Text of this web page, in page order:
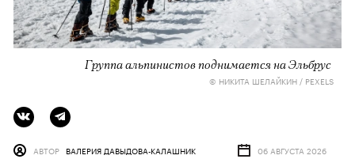
Группа альпинистов поднимается на Эльбрус
© НИКИТА ШЕЛАЙКИН / PEXELS
АВТОР ВАЛЕРИЯ ДАВЫДОВА-КАЛАШНИК 06 АВГУСТА 2026